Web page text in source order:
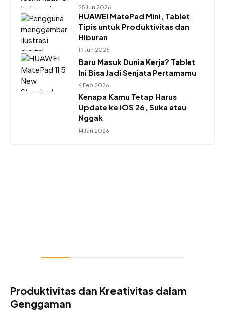
25 Jun 2026
HUAWEI MatePad Mini, Tablet
Tipis untuk Produktivitas dan
Hiburan
19 Jun 2026
Baru Masuk Dunia Kerja? Tablet
Ini Bisa Jadi Senjata Pertamamu
6 Feb 2026
Kenapa Kamu Tetap Harus
Update ke iOS 26, Suka atau
Nggak
14 Jan 2026
Produktivitas dan Kreativitas dalam
Genggaman